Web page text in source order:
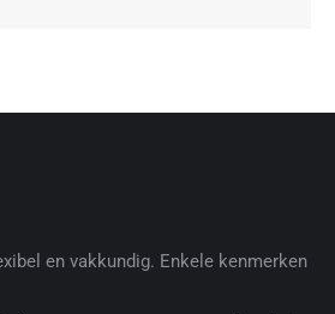
en vakkundig. Enkele kenmerken